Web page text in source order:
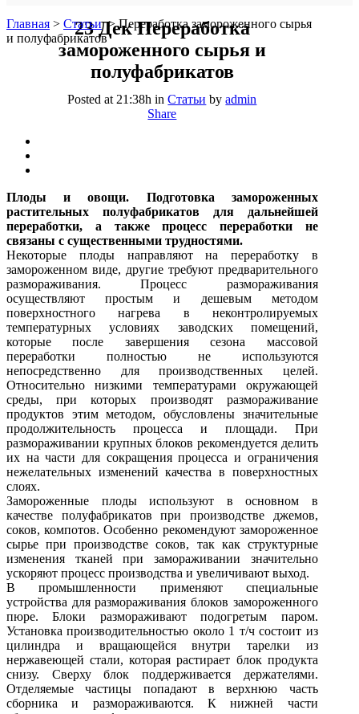
Главная > Статьи >Переработка замороженного сырья
и полуфабрикатов
23 ДекПереработка
замороженного сырья и
полуфабрикатов
Posted at 21:38h inСтатьи byadmin
Share
Плоды и овощи. Подготовка замороженных
растительных полуфабрикатов для дальнейшей
переработки, а также процесс переработки не
связаны с существенными трудностями.
Некоторые плоды направляют на переработку в
замороженном виде, другие требуют предварительного
размораживания. Процесс размораживания
осуществляют простым и дешевым методом
поверхностного нагрева в неконтролируемых
температурных условиях заводских помещений,
которые после завершения сезона массовой
переработки полностью не используются
непосредственно для производственных целей.
Относительно низкими температурами окружающей
среды, при которых производят размораживание
продуктов этим методом, обусловлены значительные
продолжительность процесса и площади. При
размораживании крупных блоков рекомендуется делить
их на части для сокращения процесса и ограничения
нежелательных изменений качества в поверхностных
слоях.
Замороженные плоды используют в основном в
качестве полуфабрикатов при производстве джемов,
соков, компотов. Особенно рекомендуют замороженное
сырье при производстве соков, так как структурные
изменения тканей при замораживании значительно
ускоряют процесс производства и увеличивают выход.
В промышленности применяют специальные
устройства для размораживания блоков замороженного
пюре. Блоки размораживают подогретым паром.
Установка производительностью около 1 т/ч состоит из
цилиндра и вращающейся внутри тарелки из
нержавеющей стали, которая растирает блок продукта
снизу. Сверху блок поддерживается держателями.
Отделяемые частицы попадают в верхнюю часть
сборника и размораживаются. К нижней части